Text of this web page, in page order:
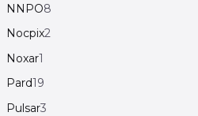
NNPO8
Nocpix2
Noxar1
Pard19
Pulsar3